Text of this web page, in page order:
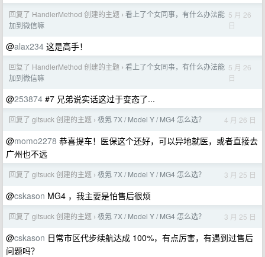
回复了 HandlerMethod 创建的主题 › 看上了个女同事，有什么办法能
加到微信嘛
5 月 26
日
@alax234 这是高手！
回复了 HandlerMethod 创建的主题 › 看上了个女同事，有什么办法能
加到微信嘛
5 月 26
日
@253874 #7 兄弟说实话这过于变态了...
回复了 gitsuck 创建的主题 › 极氪 7X / Model Y / MG4 怎么选？ 4 月 26 日
@momo2278 恭喜提车！医保这个还好，可以异地就医，或者直接去
广州也不远
回复了 gitsuck 创建的主题 › 极氪 7X / Model Y / MG4 怎么选？ 3 月 25 日
@cskason MG4 ，我主要是怕售后很烦
回复了 gitsuck 创建的主题 › 极氪 7X / Model Y / MG4 怎么选？ 3 月 25 日
@cskason 日常市区代步续航达成 100%，有点厉害，有遇到过售后
问题吗？